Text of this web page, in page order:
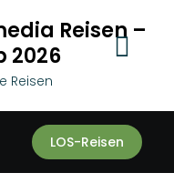
Reisen –
2026
Reisen
LOS-Reisen